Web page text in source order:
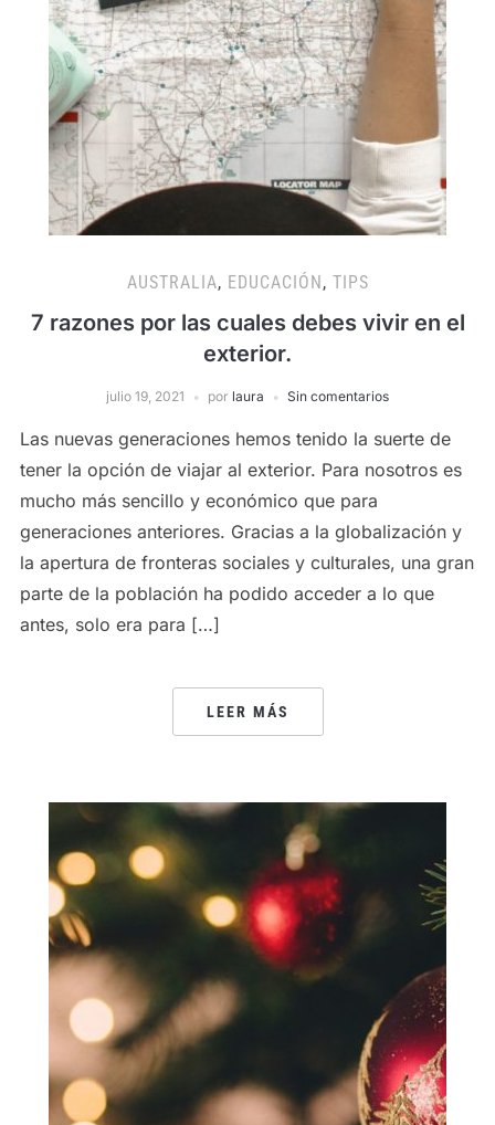
AUSTRALIA, EDUCACIÓN, TIPS
7 razones por las cuales debes vivir en el
exterior.
julio 19, 2021 por laura Sin comentarios
Las nuevas generaciones hemos tenido la suerte de
tener la opción de viajar al exterior. Para nosotros es
mucho más sencillo y económico que para
generaciones anteriores. Gracias a la globalización y
la apertura de fronteras sociales y culturales, una gran
parte de la población ha podido acceder a lo que
antes, solo era para […]
LEER MÁS